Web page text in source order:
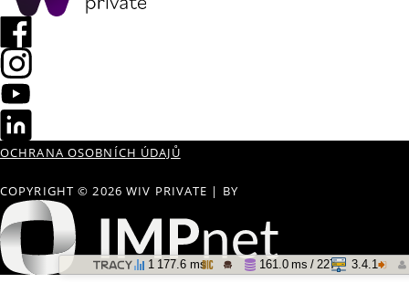
OCHRANA OSOBNÍCH ÚDAJŮ
COPYRIGHT © 2026 WIV PRIVATE | BY
1 177.6 ms 161.0 ms / 227 3.4.1